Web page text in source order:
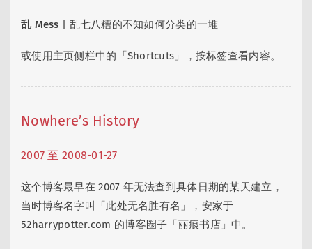
乱 Mess | 乱七八糟的不知如何分类的一堆
或使用主页侧栏中的「Shortcuts」，按标签查看内容。
Nowhere’s History
2007 至 2008-01-27
这个博客最早在 2007 年无法查到具体日期的某天建立，
当时博客名字叫「此处无名胜有名」，安家于
52harrypotter.com 的博客圈子「丽痕书店」中。